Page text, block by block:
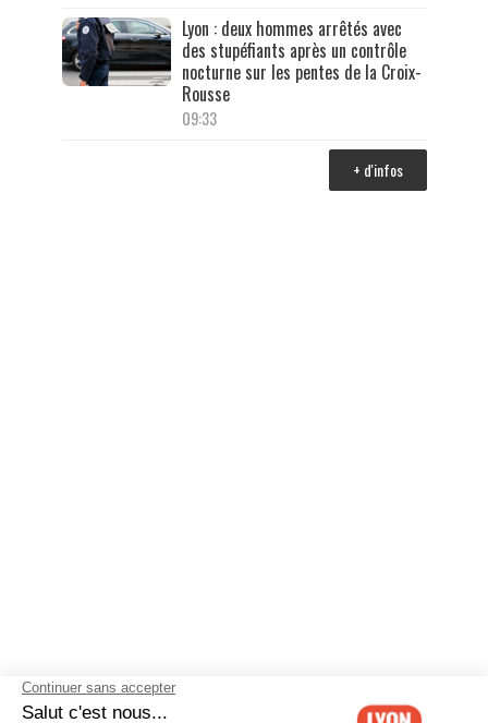
Lyon : deux hommes arrêtés avec
des stupéfiants après un contrôle
nocturne sur les pentes de la Croix-
Rousse
09:33
+ d'infos